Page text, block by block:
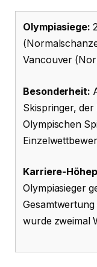
Olympiasiege:
Vancouver
Besonderheit:
Skispringer,
Olympischen
Karriere-
Olympiasieger
wurde zweimal